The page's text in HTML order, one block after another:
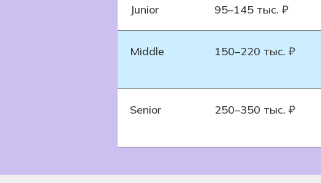
Junior 95–145 тыс. ₽
Middle 150–220 тыс. ₽
Senior 250–350 тыс. ₽